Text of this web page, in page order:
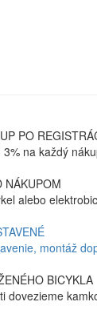
PO
na každý
NÁKUPOM
alebo
montáž
BICYKLA
dovezieme